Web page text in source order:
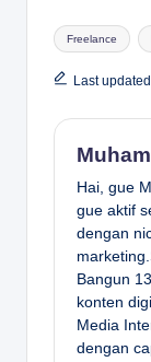
Tags:
Freelance
Last
Hai, gue
gue aktif
dengan
Bangun
konten
Media
dengan